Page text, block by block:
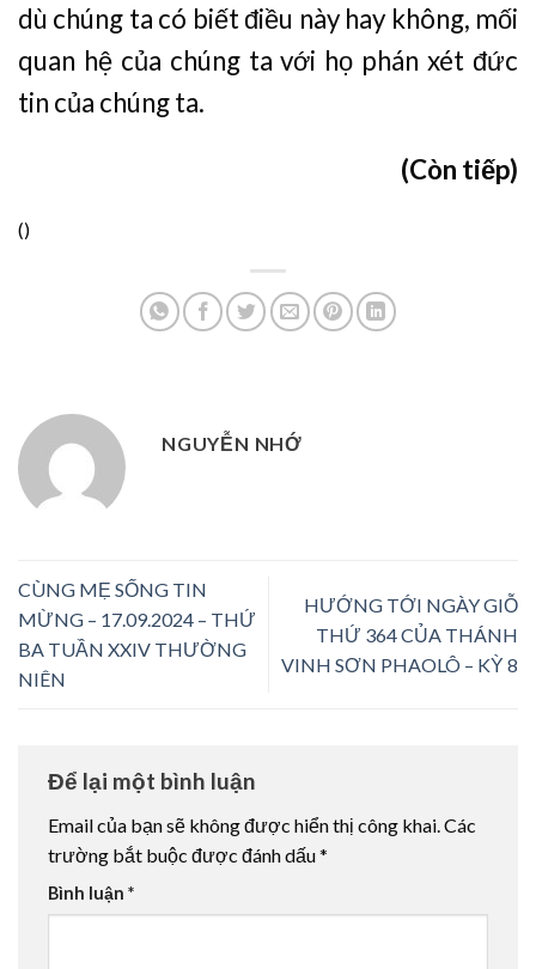
dù chúng ta có biết điều này hay không, mối
quan hệ của chúng ta với họ phán xét đức
tin của chúng ta.
(Còn tiếp)
()
NGUYỄN NHỚ
CÙNG MẸ SỐNG TIN
MỪNG – 17.09.2024 – THỨ
BA TUẦN XXIV THƯỜNG
NIÊN
HƯỚNG TỚI NGÀY GIỖ
THỨ 364 CỦA THÁNH
VINH SƠN PHAOLÔ – KỲ 8
Để lại một bình luận
Email của bạn sẽ không được hiển thị công khai.Các
trường bắt buộc được đánh dấu*
Bình luận *